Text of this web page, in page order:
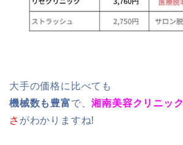
大手の価格に比べても
機械数も豊富で、湘南美容クリニック
さ がわかりますね!